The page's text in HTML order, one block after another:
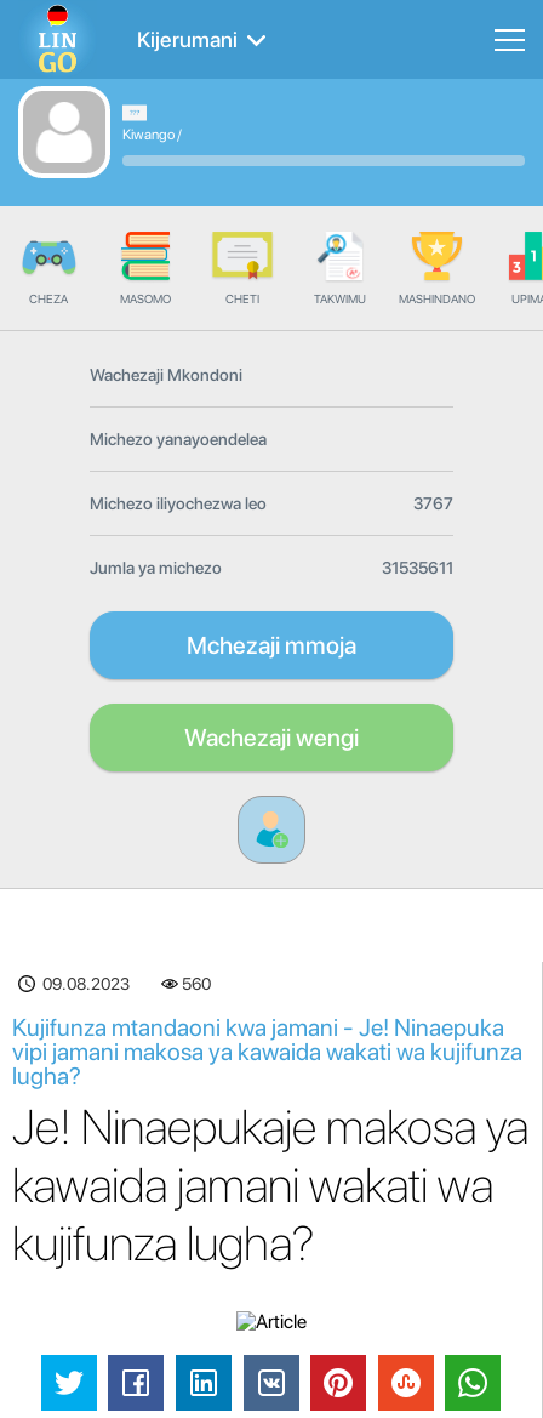
Kijerumani
Kiwango/
CHEZA MASOMO CHETI TAKWIMU MASHINDANO
Wachezaji Mkondoni
Michezo yanayoendelea
Michezo iliyochezwa leo 3767
Jumla ya michezo 31535611
Mchezaji mmoja
Wachezaji wengi
09.08.2023 560
Kujifunza mtandaoni kwa jamani - Je! Ninaepuka
vipi jamani makosa ya kawaida wakati wa kujifunza
lugha?
Je! Ninaepukaje makosa ya
kawaida jamani wakati wa
kujifunza lugha?